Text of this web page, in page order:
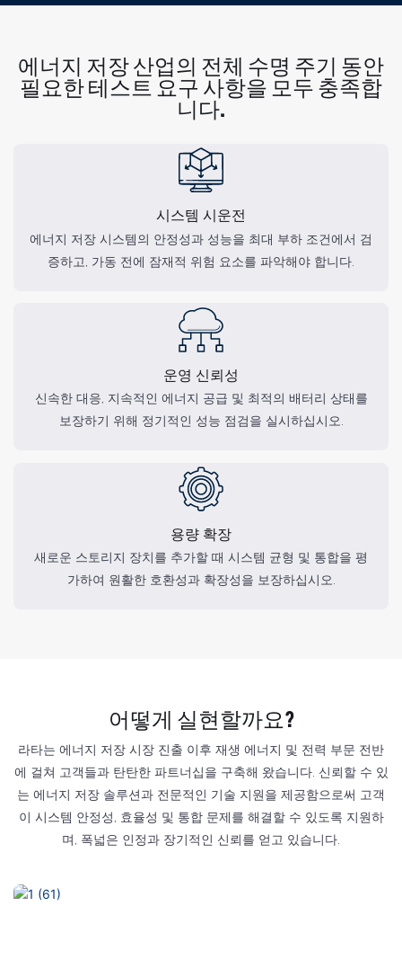
에너지 저장 산업의 전체 수명 주기 동안
필요한 테스트 요구 사항을 모두 충족합
니다.
시스템 시운전
에너지 저장 시스템의 안정성과 성능을 최대 부하 조건에서 검
증하고, 가동 전에 잠재적 위험 요소를 파악해야 합니다.
운영 신뢰성
신속한 대응, 지속적인 에너지 공급 및 최적의 배터리 상태를
보장하기 위해 정기적인 성능 점검을 실시하십시오.
용량 확장
새로운 스토리지 장치를 추가할 때 시스템 균형 및 통합을 평
가하여 원활한 호환성과 확장성을 보장하십시오.
어떻게 실현할까요?
라타는 에너지 저장 시장 진출 이후 재생 에너지 및 전력 부문 전반
에 걸쳐 고객들과 탄탄한 파트너십을 구축해 왔습니다. 신뢰할 수 있
는 에너지 저장 솔루션과 전문적인 기술 지원을 제공함으로써 고객
이 시스템 안정성, 효율성 및 통합 문제를 해결할 수 있도록 지원하
며, 폭넓은 인정과 장기적인 신뢰를 얻고 있습니다.